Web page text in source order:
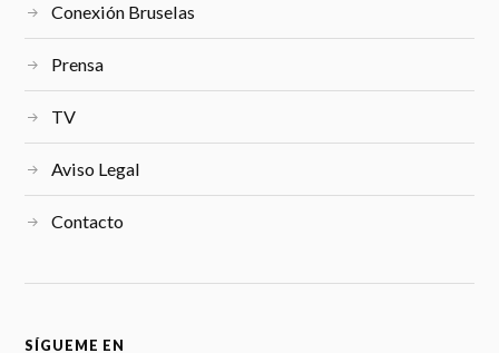
Conexión Bruselas
Prensa
TV
Aviso Legal
Contacto
SÍGUEME EN